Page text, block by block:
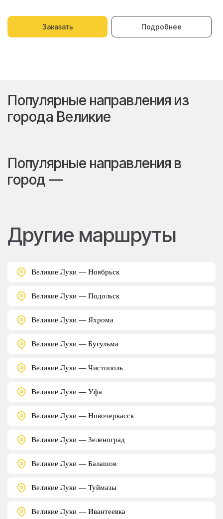
Заказать Подробнее
Популярные направления из
города Великие
Популярные направления в
город —
Другие маршруты
Великие Луки — Ноябрьск
Великие Луки — Подольск
Великие Луки — Яхрома
Великие Луки — Бугульма
Великие Луки — Чистополь
Великие Луки — Уфа
Великие Луки — Новочеркасск
Великие Луки — Зеленоград
Великие Луки — Балашов
Великие Луки — Туймазы
Великие Луки — Ивантеевка